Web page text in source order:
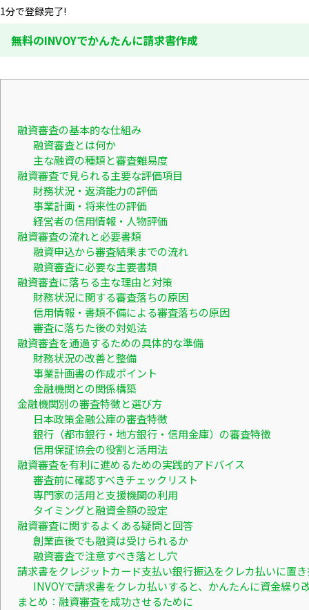
1分で登録完了!
無料のINVOYでかんたんに請求書作成
融資審査の基本的な仕組み
融資審査とは何か
主な融資の種類と審査難易度
融資審査で見られる主要な評価項目
財務状況・返済能力の評価
事業計画・将来性の評価
経営者の信用情報・人物評価
融資審査の流れと必要書類
融資申込から審査結果までの流れ
融資審査に必要な主要書類
融資審査に落ちる主な理由と対策
財務状況に関する審査落ちの原因
信用情報・書類不備による審査落ちの原因
審査に落ちた後の対処法
融資審査を通過するための具体的な準備
財務状況の改善と整備
事業計画書の作成ポイント
金融機関との関係構築
金融機関別の審査特徴と選び方
日本政策金融公庫の審査特徴
銀行（都市銀行・地方銀行・信用金庫）の審査特徴
信用保証協会の役割と活用法
融資審査を有利に進めるための実践的アドバイス
審査前に確認すべきチェックリスト
専門家の活用と支援機関の利用
タイミングと融資金額の設定
融資審査に関するよくある疑問と回答
創業直後でも融資は受けられるか
融資審査で注意すべき落とし穴
請求書をクレジットカード支払い銀行振込をクレカ払いに置
INVOYで請求書をクレカ払いすると、かんたんに資金繰り
まとめ：融資審査を成功させるために